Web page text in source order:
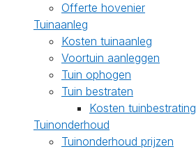
Offerte hovenier
Tuinaanleg
Kosten tuinaanleg
Voortuin aanleggen
Tuin ophogen
Tuin bestraten
Kosten tuinbestrating
Tuinonderhoud
Tuinonderhoud prijzen